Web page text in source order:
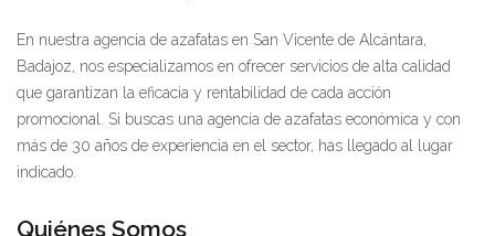
En nuestra agencia de azafatas en San Vicente de Alcántara,
Badajoz, nos especializamos en ofrecer servicios de alta calidad
que garantizan la eficacia y rentabilidad de cada acción
promocional. Si buscas una agencia de azafatas económica y con
más de 30 años de experiencia en el sector, has llegado al lugar
indicado.
Quiénes Somos